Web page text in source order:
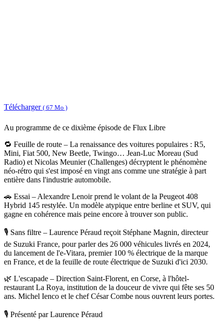
Télécharger ( 67 Mo )
Au programme de ce dixième épisode de Flux Libre
🔁 Feuille de route – La renaissance des voitures populaires : R5,
Mini, Fiat 500, New Beetle, Twingo… Jean-Luc Moreau (Sud
Radio) et Nicolas Meunier (Challenges) décryptent le phénomène
néo-rétro qui s'est imposé en vingt ans comme une stratégie à part
entière dans l'industrie automobile.
🚗 Essai – Alexandre Lenoir prend le volant de la Peugeot 408
Hybrid 145 restylée. Un modèle atypique entre berline et SUV, qui
gagne en cohérence mais peine encore à trouver son public.
🎙️ Sans filtre – Laurence Péraud reçoit Stéphane Magnin, directeur
de Suzuki France, pour parler des 26 000 véhicules livrés en 2024,
du lancement de l'e-Vitara, premier 100 % électrique de la marque
en France, et de la feuille de route électrique de Suzuki d'ici 2030.
🌿 L'escapade – Direction Saint-Florent, en Corse, à l'hôtel-
restaurant La Roya, institution de la douceur de vivre qui fête ses 50
ans. Michel Ienco et le chef César Combe nous ouvrent leurs portes.
🎙️ Présenté par Laurence Péraud